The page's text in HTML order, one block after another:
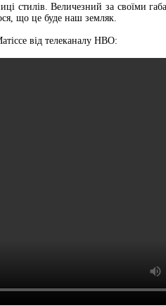
стилів. Величезний за своїми
що це буде наш земляк.
від телеканалу HBO: